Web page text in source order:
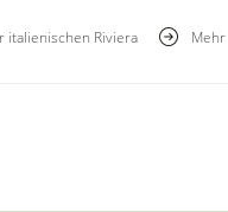
italienischen Riviera
Mehr